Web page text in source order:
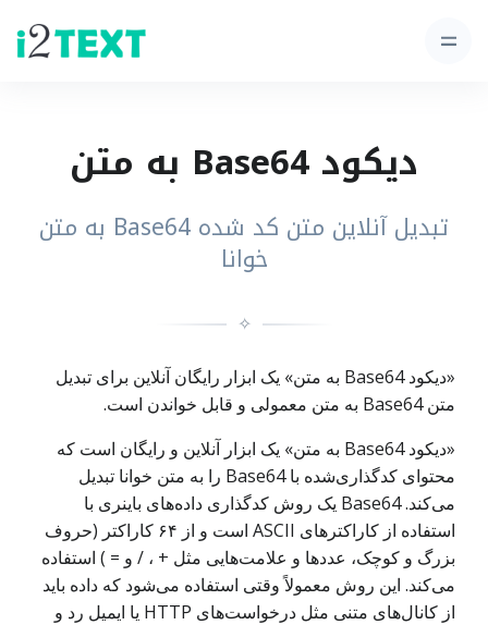
دیکود Base64 به متن
تبدیل آنلاین متن کد شده Base64 به متن
خوانا
✧
«دیکود Base64 به متن» یک ابزار رایگان آنلاین برای تبدیل
متن Base64 به متن معمولی و قابل خواندن است.
«دیکود Base64 به متن» یک ابزار آنلاین و رایگان است که
محتوای کدگذاری‌شده با Base64 را به متن خوانا تبدیل
می‌کند. Base64 یک روش کدگذاری داده‌های باینری با
استفاده از کاراکترهای ASCII است و از ۶۴ کاراکتر (حروف
بزرگ و کوچک، عددها و علامت‌هایی مثل + ، / و = ) استفاده
می‌کند. این روش معمولاً وقتی استفاده می‌شود که داده باید
از کانال‌های متنی مثل درخواست‌های HTTP یا ایمیل رد و